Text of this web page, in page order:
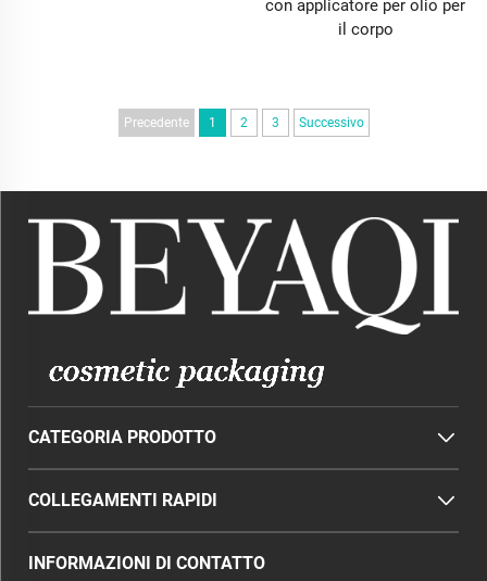
con applicatore per olio per
il corpo
Precedente 1 2 3 Successivo
CATEGORIA PRODOTTO
COLLEGAMENTI RAPIDI
INFORMAZIONI DI CONTATTO